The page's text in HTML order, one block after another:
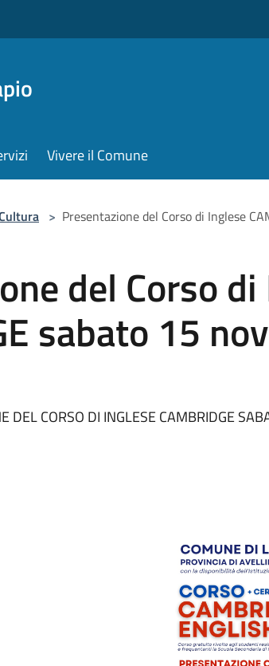
Vivere il Comune
> Presentazione del Corso di Inglese
del Corso
sabato 15
DEL CORSO DI INGLESE CAMBRIDGE